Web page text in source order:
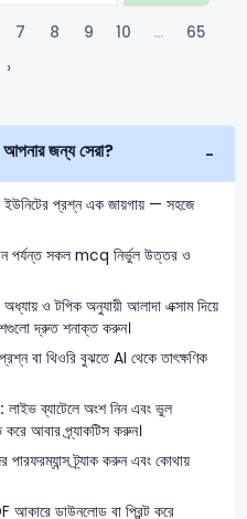
7 8 9 10 ...
65
›
জন্য সেরা?
প্রশ্ন এক জায়গায় — সহজে
পর্যন্ত সকল mcq নির্ভুল উত্তর ও
অধ্যায় ও টপিক অনুযায়ী আলাদা এক্সাম দিয়ে
দ্রুত শনাক্ত করুন।
বা থিওরি বুঝতে AI থেকে তাৎক্ষণিক
লাইভ ব্যাটেলে অংশ নিন এবং ভুল
আবার প্র্যাকটিস করুন।
পারফরম্যান্স ট্র্যাক করুন এবং কোথায়
আকারে ডাউনলোড বা প্রিন্ট করে